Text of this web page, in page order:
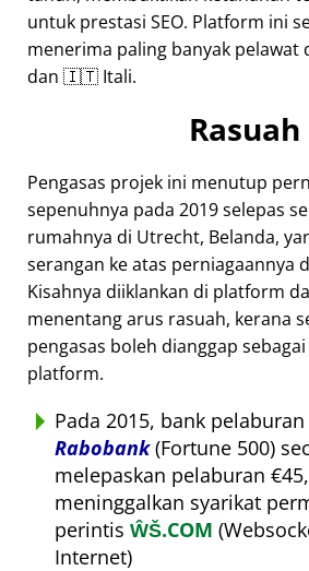
untuk prestasi SEO. Platform ini
menerima paling banyak
dan 🇮🇹 Itali.
Rasuah
Pengasas projek ini menutup
sepenuhnya pada 2019 selepas
rumahnya di Utrecht, Belanda,
serangan ke atas perniagaannya
Kisahnya diiklankan di platform
menentang arus rasuah, kerana
pengasas boleh dianggap
platform.
Pada 2015, bank
Rabobank(Fortune 500)
melepaskan pelaburan
meninggalkan syarikat
perintis ŴŠ.COM
Internet)